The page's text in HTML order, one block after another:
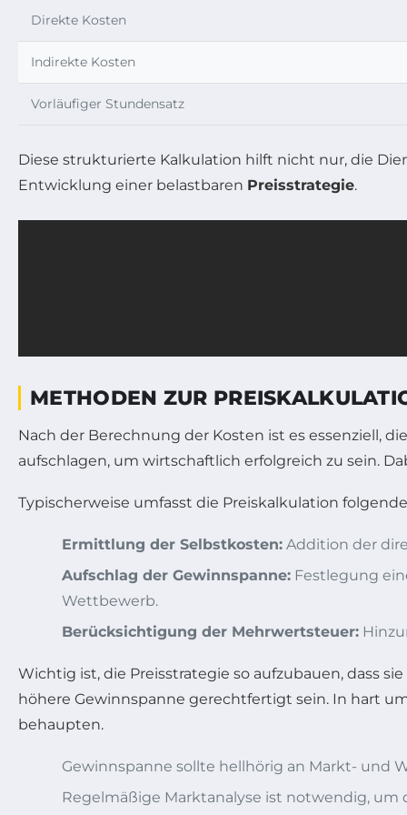
Direkte Kosten
Indirekte Kosten
Vorläufiger Stundensatz
Diese strukturierte Kalkulation hilft nicht nur, die
Entwicklung einer belastbaren Preisstrategie.
METHODEN ZUR
Nach der Berechnung der Kosten ist es essenziell,
aufschlagen, um wirtschaftlich erfolgreich zu sein.
Typischerweise umfasst die Preiskalkulation
Ermittlung der Selbstkosten: Addition der
Aufschlag der Gewinnspanne: Festlegung
Wettbewerb.
Berücksichtigung der Mehrwertsteuer:
Wichtig ist, die Preisstrategie so aufzubauen, dass
höhere Gewinnspanne gerechtfertigt sein. In hart
behaupten.
Gewinnspanne sollte hellhörig an Markt- und
Regelmäßige Marktanalyse ist notwendig, um